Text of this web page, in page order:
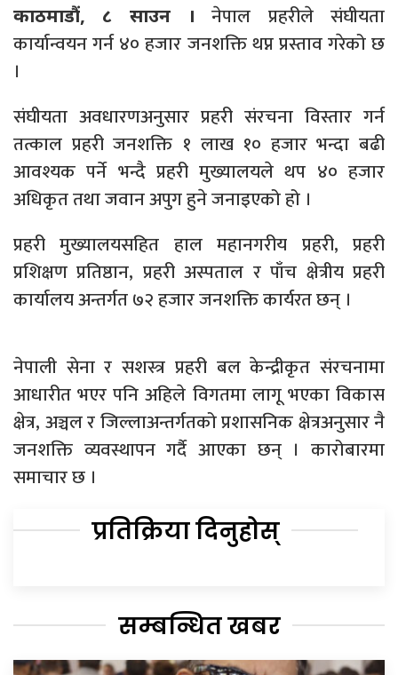
काठमाडौं, ८ साउन ।
नेपाल प्रहरीले संघीयता
कार्यान्वयन गर्न ४० हजार जनशक्ति थप्न प्रस्ताव गरेको छ
।
संघीयता अवधारणअनुसार प्रहरी संरचना विस्तार गर्न
तत्काल प्रहरी जनशक्ति १ लाख १० हजार भन्दा बढी
आवश्यक पर्ने भन्दै प्रहरी मुख्यालयले थप ४० हजार
अधिकृत तथा जवान अपुग हुने जनाइएको हो ।
प्रहरी मुख्यालयसहित हाल महानगरीय प्रहरी, प्रहरी
प्रशिक्षण प्रतिष्ठान, प्रहरी अस्पताल र पाँच क्षेत्रीय प्रहरी
कार्यालय अन्तर्गत ७२ हजार जनशक्ति कार्यरत छन् ।
नेपाली सेना र सशस्त्र प्रहरी बल केन्द्रीकृत संरचनामा
आधारीत भएर पनि अहिले विगतमा लागू भएका विकास
क्षेत्र, अञ्चल र जिल्लाअन्तर्गतको प्रशासनिक क्षेत्रअनुसार नै
जनशक्ति व्यवस्थापन गर्दै आएका छन् । कारोबारमा
समाचार छ ।
प्रतिक्रिया दिनुहोस्
सम्बन्धित खबर